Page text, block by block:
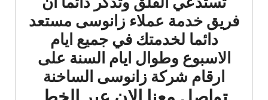
فريق خدمة عملاء زانوسى مستعد
دائما لخدمتك في جميع ايام
الاسبوع وطوال ايام السنة على
ارقام شركة زانوسى الساخنة